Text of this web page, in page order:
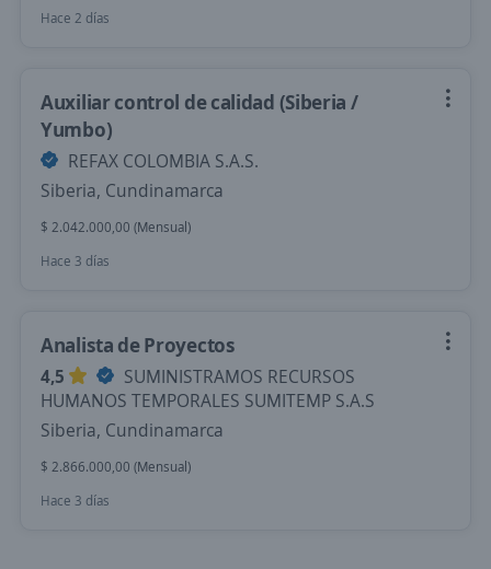
Hace 2 días
Auxiliar control de calidad (Siberia /
Yumbo)
REFAX COLOMBIA S.A.S.
Siberia, Cundinamarca
$ 2.042.000,00 (Mensual)
Hace 3 días
Analista de Proyectos
4,5
SUMINISTRAMOS RECURSOS
HUMANOS TEMPORALES SUMITEMP S.A.S
Siberia, Cundinamarca
$ 2.866.000,00 (Mensual)
Hace 3 días